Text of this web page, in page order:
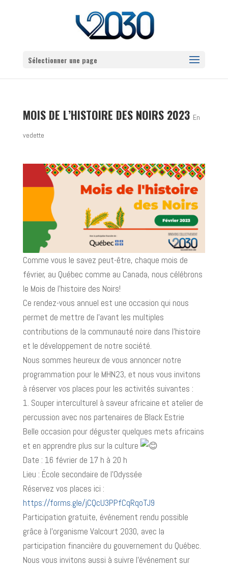
Sélectionner une page
MOIS DE L’HISTOIRE DES NOIRS 2023 En
vedette
Comme vous le savez peut-être, chaque mois de
février, au Québec comme au Canada, nous célébrons
le Mois de l’histoire des Noirs!
Ce rendez-vous annuel est une occasion qui nous
permet de mettre de l’avant les multiples
contributions de la communauté noire dans l’histoire
et le développement de notre société.
Nous sommes heureux de vous annoncer notre
programmation pour le MHN23, et nous vous invitons
à réserver vos places pour les activités suivantes :
1. Souper interculturel à saveur africaine et atelier de
percussion avec nos partenaires de Black Estrie
Belle occasion pour déguster quelques mets africains
et en apprendre plus sur la culture
Date : 16 février de 17 h à 20 h
Lieu : École secondaire de l’Odyssée
Réservez vos places ici :
https://forms.gle/jCQcU3PPfCqRqoTJ9
Participation gratuite, événement rendu possible
grâce à l’organisme Valcourt 2030, avec la
participation financière du gouvernement du Québec.
Nous vous invitons aussi à suivre l’événement sur